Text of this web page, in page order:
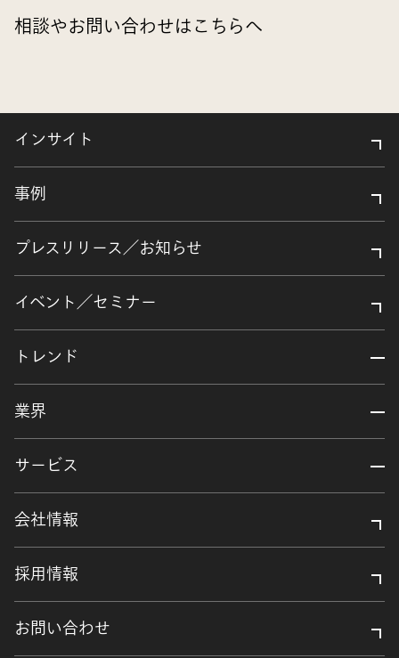
相談やお問い合わせはこちらへ
インサイト
事例
プレスリリース／お知らせ
イベント／セミナー
トレンド
業界
サービス
会社情報
採用情報
お問い合わせ